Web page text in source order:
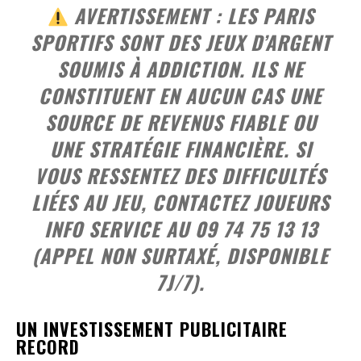
AVERTISSEMENT: LES PARIS
SPORTIFS SONT DES JEUX D’ARGENT
SOUMIS À ADDICTION. ILS NE
CONSTITUENT EN AUCUN CAS UNE
SOURCE DE REVENUS FIABLE OU
UNE STRATÉGIE FINANCIÈRE. SI
VOUS RESSENTEZ DES DIFFICULTÉS
LIÉES AU JEU, CONTACTEZJOUEURS
INFO SERVICE AU 09 74 75 13 13
(APPEL NON SURTAXÉ, DISPONIBLE
7J/7).
UN INVESTISSEMENT PUBLICITAIRE
RECORD